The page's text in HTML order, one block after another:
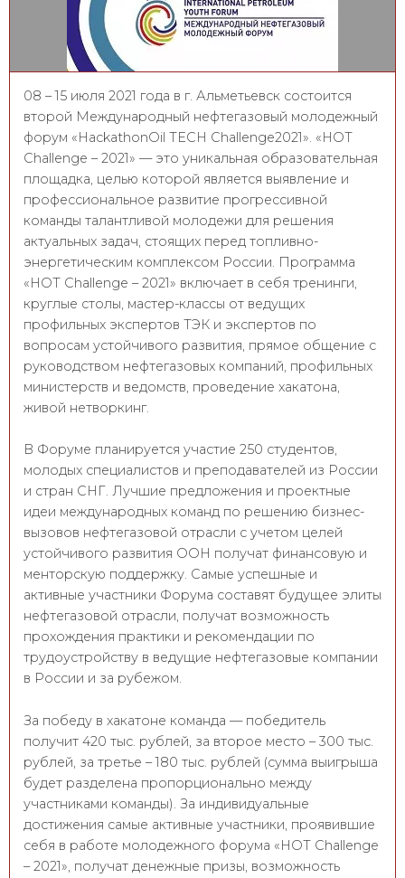
08 – 15 июля 2021 года в г. Альметьевск состоится
второй Международный нефтегазовый молодежный
форум «HackathonOil TECH Challenge2021». «HOT
Challenge – 2021» — это уникальная образовательная
площадка, целью которой является выявление и
профессиональное развитие прогрессивной
команды талантливой молодежи для решения
актуальных задач, стоящих перед топливно-
энергетическим комплексом России. Программа
«HOT Challenge – 2021» включает в себя тренинги,
круглые столы, мастер-классы от ведущих
профильных экспертов ТЭК и экспертов по
вопросам устойчивого развития, прямое общение с
руководством нефтегазовых компаний, профильных
министерств и ведомств, проведение хакатона,
живой нетворкинг.
В Форуме планируется участие 250 студентов,
молодых специалистов и преподавателей из России
и стран СНГ. Лучшие предложения и проектные
идеи международных команд по решению бизнес-
вызовов нефтегазовой отрасли с учетом целей
устойчивого развития ООН получат финансовую и
менторскую поддержку. Самые успешные и
активные участники Форума составят будущее элиты
нефтегазовой отрасли, получат возможность
прохождения практики и рекомендации по
трудоустройству в ведущие нефтегазовые компании
в России и за рубежом.
За победу в хакатоне команда — победитель
получит 420 тыс. рублей, за второе место – 300 тыс.
рублей, за третье – 180 тыс. рублей (сумма выигрыша
будет разделена пропорционально между
участниками команды). За индивидуальные
достижения самые активные участники, проявившие
себя в работе молодежного форума «HOT Challenge
– 2021», получат денежные призы, возможность